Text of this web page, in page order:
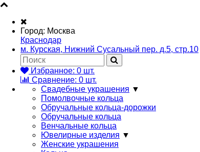
Город: Москва
Краснодар
м. Курская, Нижний Сусальный пер. д.5, стр.10
Избранное: 0 шт.
Сравнение: 0 шт.
Свадебные украшения ▼
Помолвочные кольца
Обручальные кольца-дорожки
Обручальные кольца
Венчальные кольца
Ювелирные изделия ▼
Женские украшения